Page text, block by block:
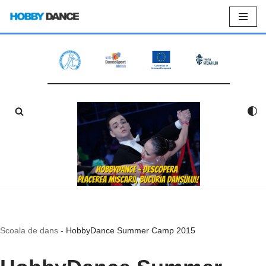
Sari
Scoala de dans - HobbyDance Summer Camp 2015